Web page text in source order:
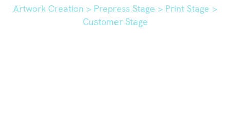
Artwork Creation > Prepress Stage > Print Stage >
Customer Stage